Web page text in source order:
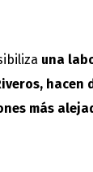
una
más